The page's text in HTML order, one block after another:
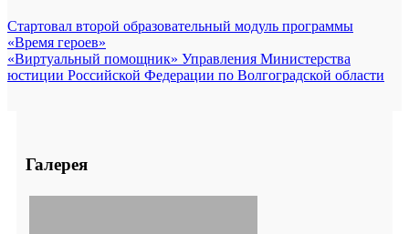
Стартовал второй образовательный модуль программы
«Время героев»
«Виртуальный помощник» Управления Министерства
юстиции Российской Федерации по Волгоградской области
Галерея